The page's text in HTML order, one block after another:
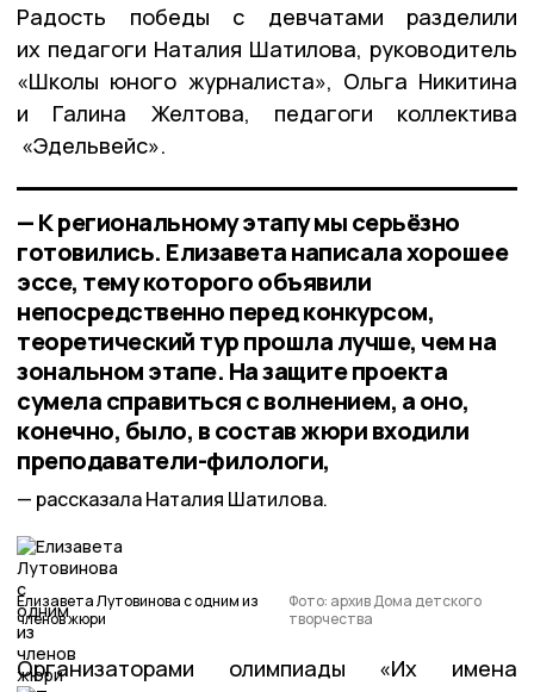
Радость победы с девчатами разделили
их педагоги Наталия Шатилова, руководитель
«Школы юного журналиста», Ольга Никитина
и Галина Желтова, педагоги коллектива
«Эдельвейс».
— К региональному этапу мы серьёзно
готовились. Елизавета написала хорошее
эссе, тему которого объявили
непосредственно перед конкурсом,
теоретический тур прошла лучше, чем на
зональном этапе. На защите проекта
сумела справиться с волнением, а оно,
конечно, было, в состав жюри входили
преподаватели-филологи,
рассказала Наталия Шатилова.
Елизавета Лутовинова с одним из
членов жюри
Фото: архив Дома детского
творчества
Организаторами олимпиады «Их имена